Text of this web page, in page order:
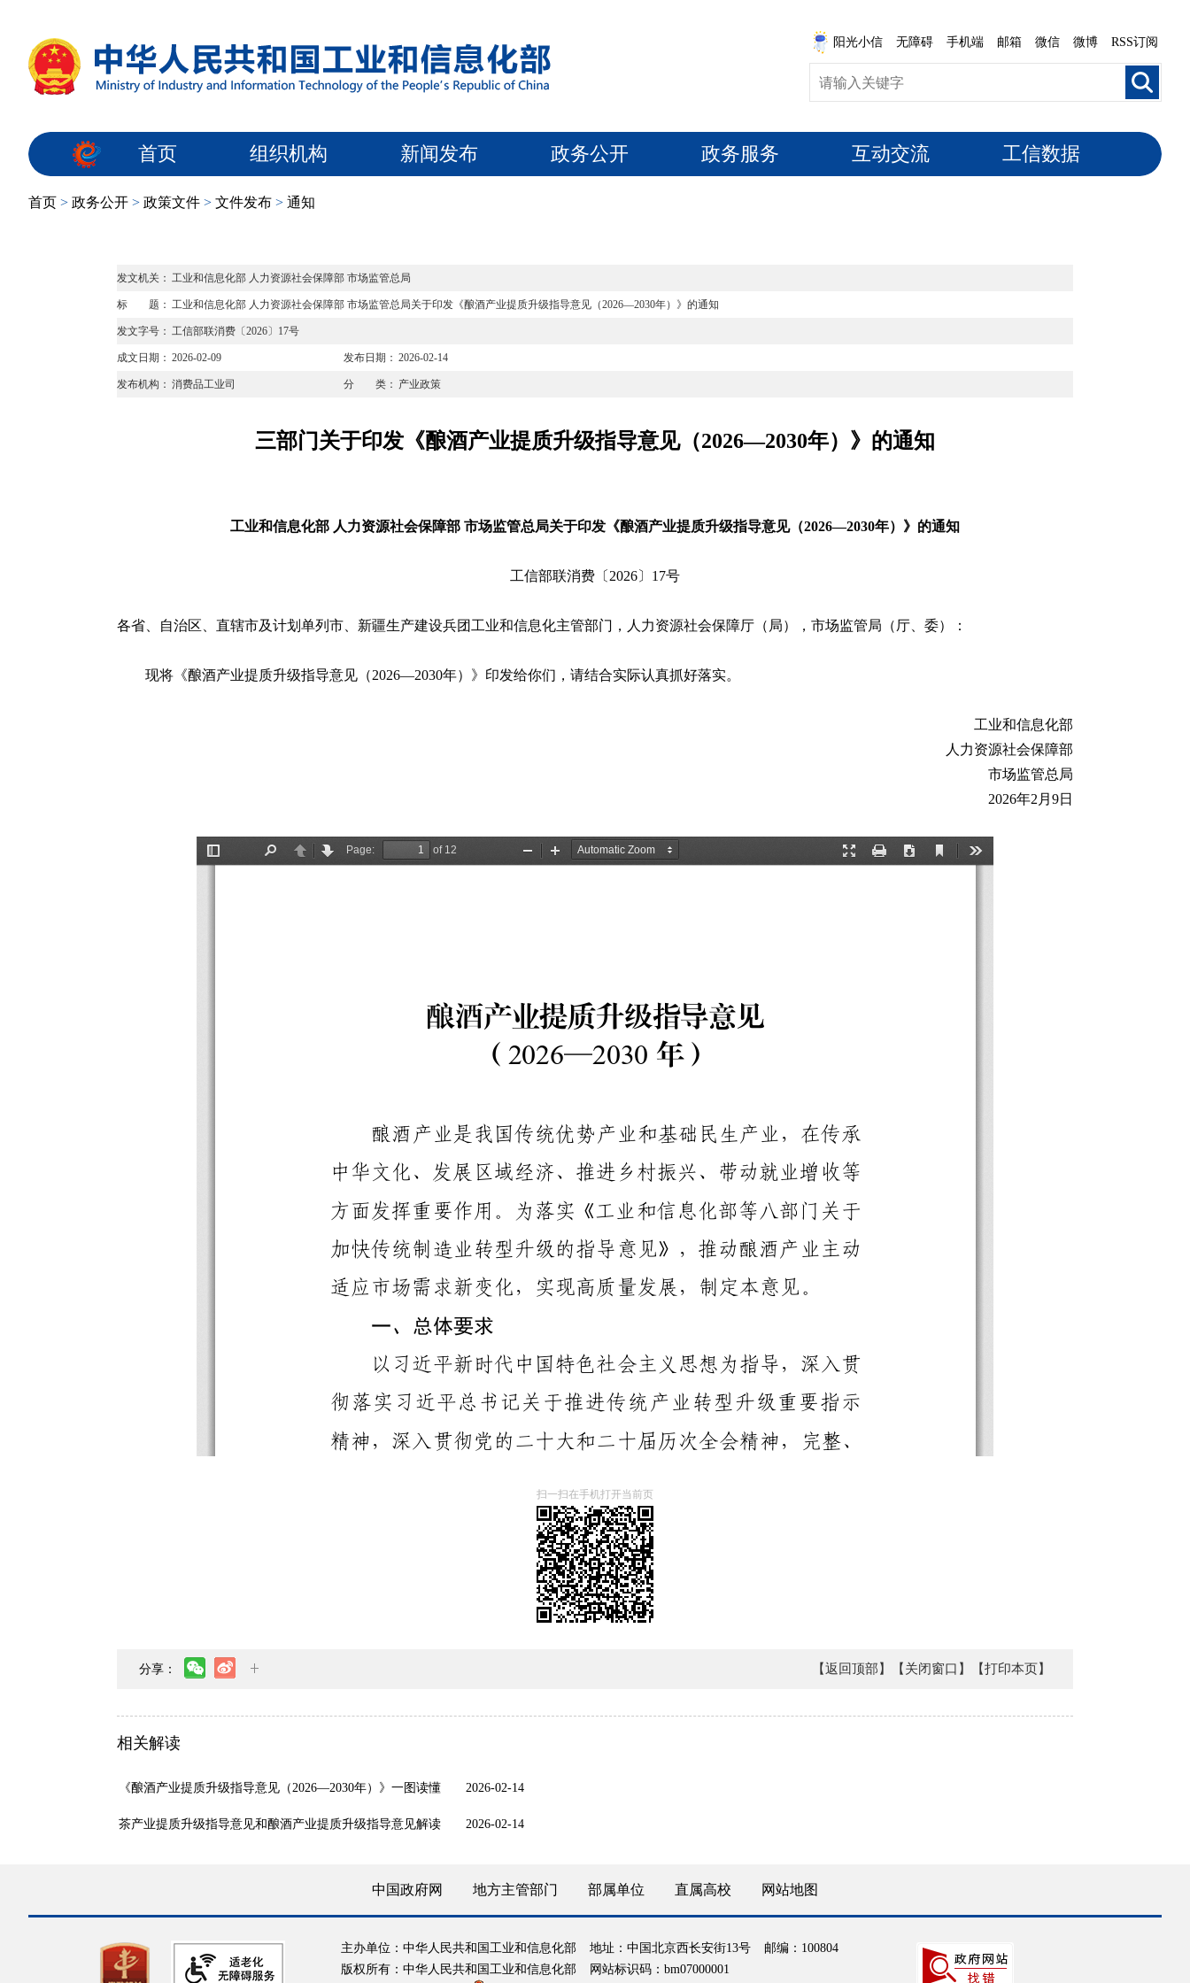
阳光小信 无障碍 手机端 邮箱 微信 微博 RSS订阅
首页 组织机构 新闻发布 政务公开 政务服务 互动交流 工信数据
首页 > 政务公开 > 政策文件 > 文件发布 > 通知
发文机关： 工业和信息化部 人力资源社会保障部 市场监管总局
标 题： 工业和信息化部 人力资源社会保障部 市场监管总局关于印发《酿酒产业提质升级指导意见（2026—2030年）》的通知
发文字号： 工信部联消费〔2026〕17号
成文日期： 2026-02-09 发布日期： 2026-02-14
发布机构： 消费品工业司 分 类： 产业政策
三部门关于印发《酿酒产业提质升级指导意见（2026—2030年）》的通知
工业和信息化部 人力资源社会保障部 市场监管总局关于印发《酿酒产业提质升级指导意见（2026—2030年）》的通知
工信部联消费〔2026〕17号
各省、自治区、直辖市及计划单列市、新疆生产建设兵团工业和信息化主管部门，人力资源社会保障厅（局），市场监管局（厅、委）：
现将《酿酒产业提质升级指导意见（2026—2030年）》印发给你们，请结合实际认真抓好落实。
工业和信息化部
人力资源社会保障部
市场监管总局
2026年2月9日
扫一扫在手机打开当前页
分享： 【返回顶部】 【关闭窗口】 【打印本页】
相关解读
《酿酒产业提质升级指导意见（2026—2030年）》一图读懂 2026-02-14
茶产业提质升级指导意见和酿酒产业提质升级指导意见解读 2026-02-14
中国政府网 地方主管部门 部属单位 直属高校 网站地图
主办单位：中华人民共和国工业和信息化部 地址：中国北京西长安街13号
邮编：100804
版权所有：中华人民共和国工业和信息化部
网站标识码：bm07000001